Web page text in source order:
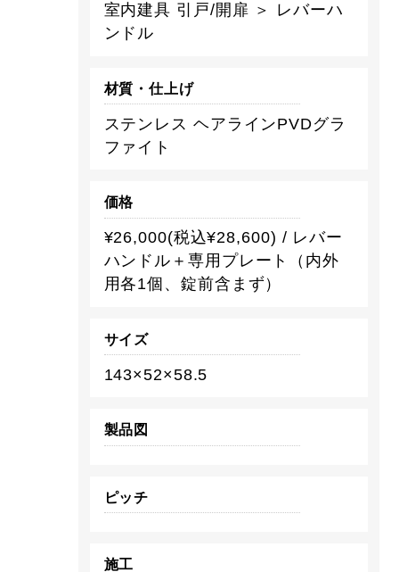
室内建具 引戸/開扉 ＞ レバーハ
ンドル
材質・仕上げ
ステンレス ヘアラインPVDグラ
ファイト
価格
¥26,000(税込¥28,600) / レバー
ハンドル＋専用プレート（内外
用各1個、錠前含まず）
サイズ
143×52×58.5
製品図
ピッチ
施工